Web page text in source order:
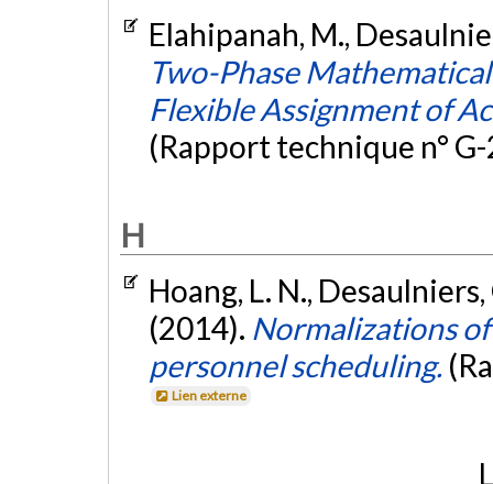
Elahipanah, M.,
Two-Phase
Flexible Assignment of
(Rapport technique n°
H
Hoang, L. N.,
(2014). Normalizations
personnel scheduling.
Lien externe